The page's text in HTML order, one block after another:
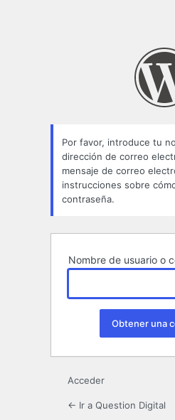
Por favor, introduce tu
dirección de correo
mensaje de correo
instrucciones sobre
contraseña.
Nombre de usuario o
Acceder
← Ir a Question Digital